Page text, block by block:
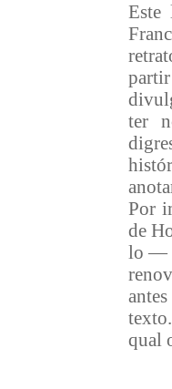
Este
ter
Por
de
lo —
qual